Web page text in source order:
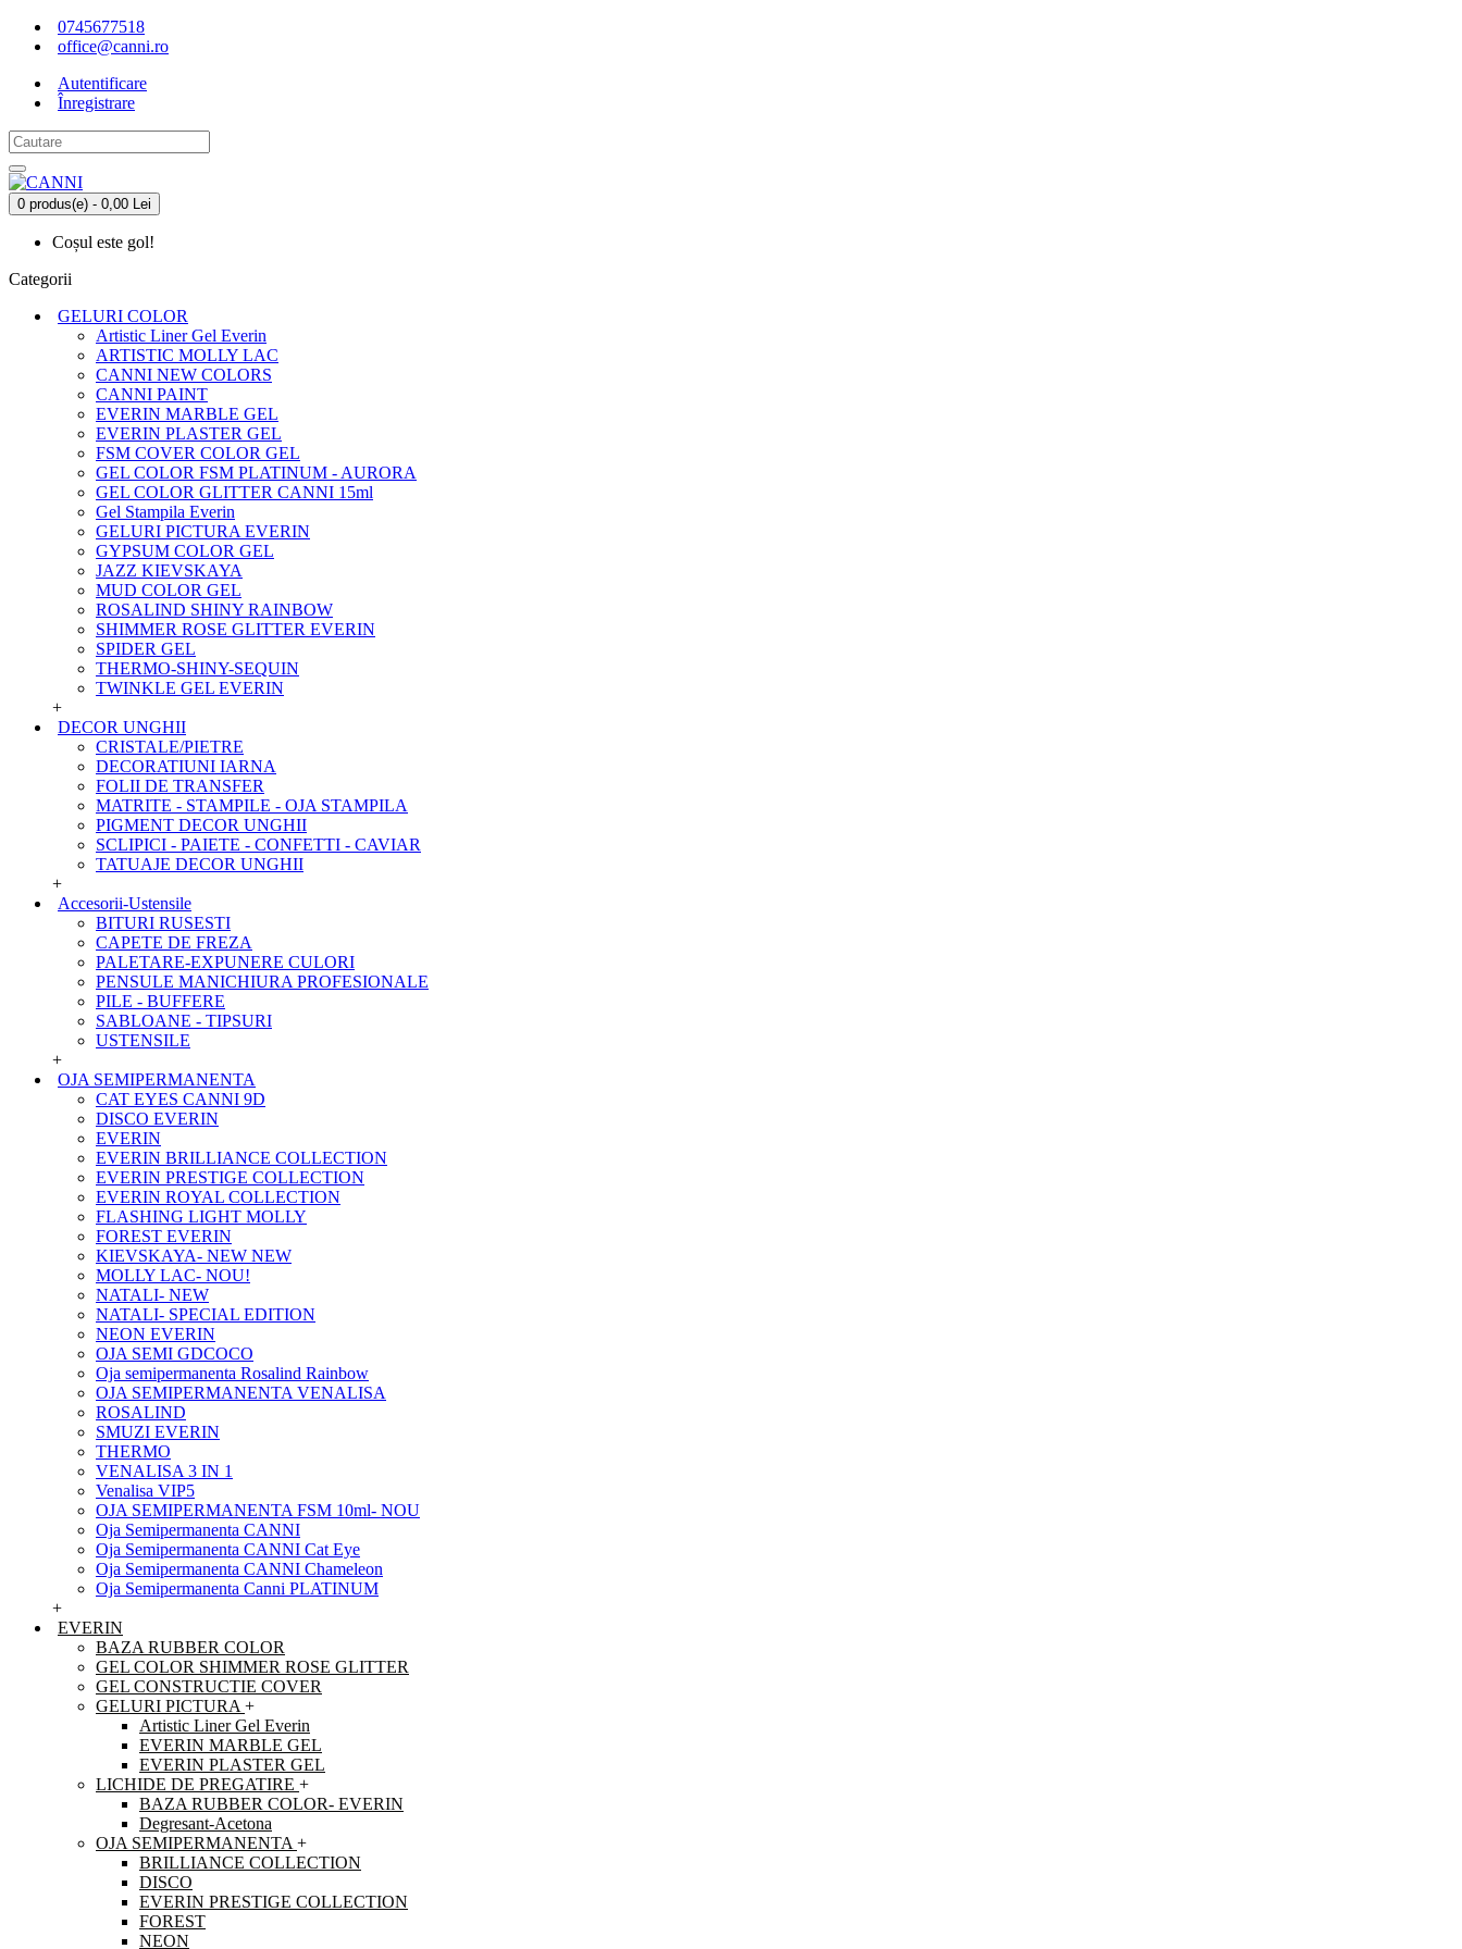
0745677518
office@canni.ro
Autentificare
Înregistrare
0 produs(e) - 0,00 Lei
Coșul este gol!
Categorii
GELURI COLOR
Artistic Liner Gel Everin
ARTISTIC MOLLY LAC
CANNI NEW COLORS
CANNI PAINT
EVERIN MARBLE GEL
EVERIN PLASTER GEL
FSM COVER COLOR GEL
GEL COLOR FSM PLATINUM - AURORA
GEL COLOR GLITTER CANNI 15ml
Gel Stampila Everin
GELURI PICTURA EVERIN
GYPSUM COLOR GEL
JAZZ KIEVSKAYA
MUD COLOR GEL
ROSALIND SHINY RAINBOW
SHIMMER ROSE GLITTER EVERIN
SPIDER GEL
THERMO-SHINY-SEQUIN
TWINKLE GEL EVERIN
+
DECOR UNGHII
CRISTALE/PIETRE
DECORATIUNI IARNA
FOLII DE TRANSFER
MATRITE - STAMPILE - OJA STAMPILA
PIGMENT DECOR UNGHII
SCLIPICI - PAIETE - CONFETTI - CAVIAR
TATUAJE DECOR UNGHII
+
Accesorii-Ustensile
BITURI RUSESTI
CAPETE DE FREZA
PALETARE-EXPUNERE CULORI
PENSULE MANICHIURA PROFESIONALE
PILE - BUFFERE
SABLOANE - TIPSURI
USTENSILE
+
OJA SEMIPERMANENTA
CAT EYES CANNI 9D
DISCO EVERIN
EVERIN
EVERIN BRILLIANCE COLLECTION
EVERIN PRESTIGE COLLECTION
EVERIN ROYAL COLLECTION
FLASHING LIGHT MOLLY
FOREST EVERIN
KIEVSKAYA- NEW NEW
MOLLY LAC- NOU!
NATALI- NEW
NATALI- SPECIAL EDITION
NEON EVERIN
OJA SEMI GDCOCO
Oja semipermanenta Rosalind Rainbow
OJA SEMIPERMANENTA VENALISA
ROSALIND
SMUZI EVERIN
THERMO
VENALISA 3 IN 1
Venalisa VIP5
OJA SEMIPERMANENTA FSM 10ml- NOU
Oja Semipermanenta CANNI
Oja Semipermanenta CANNI Cat Eye
Oja Semipermanenta CANNI Chameleon
Oja Semipermanenta Canni PLATINUM
+
EVERIN
BAZA RUBBER COLOR
GEL COLOR SHIMMER ROSE GLITTER
GEL CONSTRUCTIE COVER
GELURI PICTURA +
Artistic Liner Gel Everin
EVERIN MARBLE GEL
EVERIN PLASTER GEL
LICHIDE DE PREGATIRE +
BAZA RUBBER COLOR- EVERIN
Degresant-Acetona
OJA SEMIPERMANENTA +
BRILLIANCE COLLECTION
DISCO
EVERIN PRESTIGE COLLECTION
FOREST
NEON